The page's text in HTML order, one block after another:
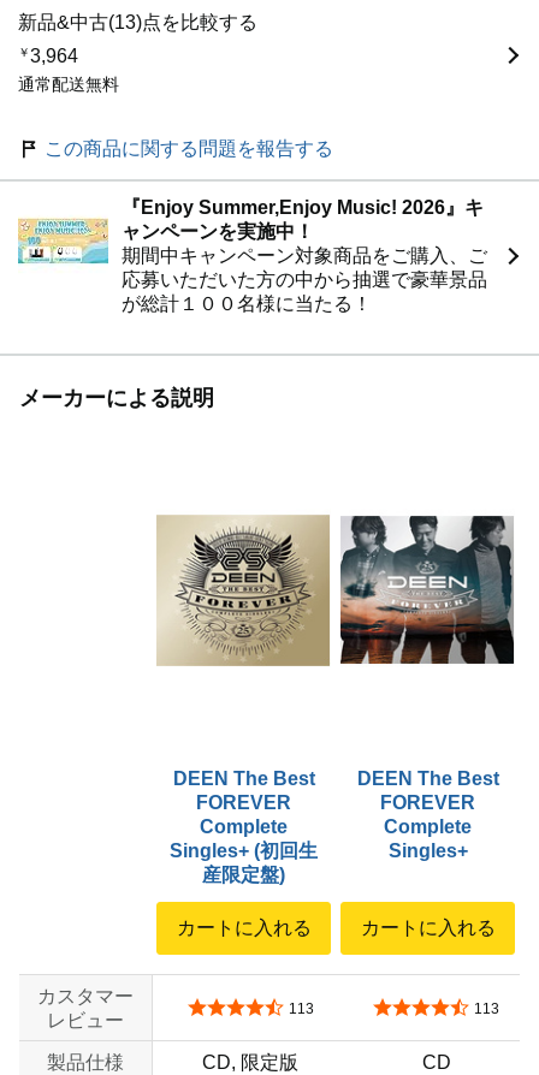
新品&中古(13)点を比較する
￥3,964
通常配送無料
この商品に関する問題を報告する
『Enjoy Summer,Enjoy Music! 2026』キ
ャンペーンを実施中！
期間中キャンペーン対象商品をご購入、ご
応募いただいた方の中から抽選で豪華景品
が総計１００名様に当たる！
メーカーによる説明
DEEN The Best
FOREVER
Complete
Singles+ (初回生
産限定盤)
DEEN The Best
FOREVER
Complete
Singles+
カートに入れる カートに入れる
カスタマー
レビュー
5つ星のうち4.6
113 5つ星のうち4.6
113
製品仕様 CD, 限定版 CD